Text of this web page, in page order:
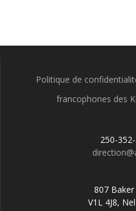
Politique de
francophones des
250-
807
V1L 4J8,